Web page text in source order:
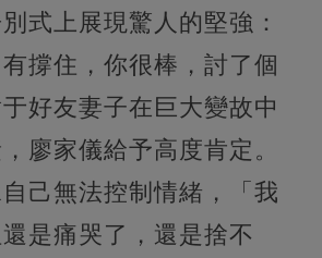
式上展現驚人的堅強：
有撐住，你很棒，討了個
好友妻子在巨大變故中
廖家儀給予高度肯定。
己無法控制情緒，「我
是痛哭了，還是捨不